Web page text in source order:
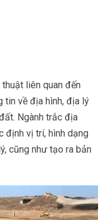
liên quan đến
tin về địa hình, địa lý
Ngành trắc địa
định vị trí, hình dạng
cũng như tạo ra bản